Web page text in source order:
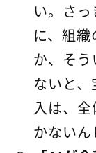
い。さ
に、組
か、そ
ないと
入は、
かないん